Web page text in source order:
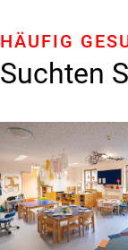
Suchten
HÄUFIG